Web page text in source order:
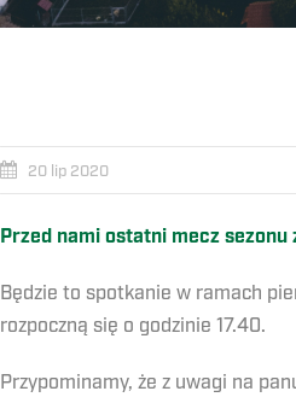
20 lip 2020
Przed nami ostatni mecz
Będzie to spotkanie w ramach
rozpoczną się o godzinie 17.40.
Przypominamy, że z uwagi na